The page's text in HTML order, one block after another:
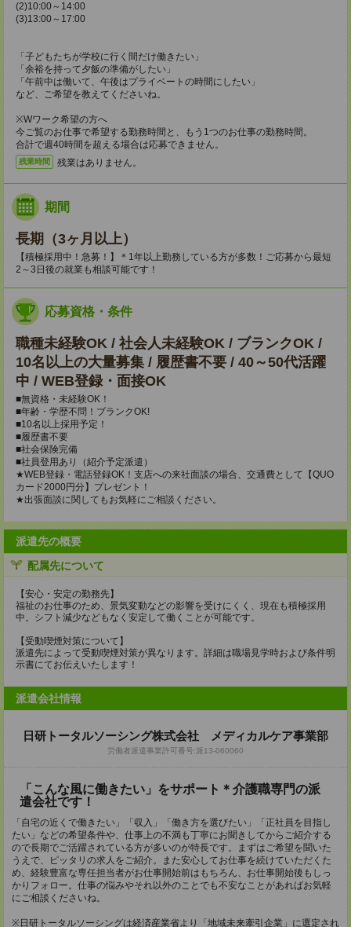
(2)10:00～14:00
(3)13:00～17:00
「子どもたちが学校に行く間だけ働きたい」
「余裕を持って夕飯の準備がしたい」
「午前中は働いて、午後はプライベートの時間にしたい」
など、ご希望を教えてくださいね。
※Wワーク希望の方へ
今ご覧のお仕事で希望する勤務時間と、もう1つのお仕事の勤務時間。
合計で週40時間を超える場合は応募できません。
残業時間 残業はありません。
期間
長期（3ヶ月以上）
【積極採用中！急募！】＊1年以上勤務している方が多数！ご応募から最短
2～3日後の就業も相談可能です！
応募資格・条件
職種未経験OK / 社会人未経験OK / ブランクOK /
10名以上の大量募集 / 履歴書不要 / 40～50代活躍
中 / WEB登録・面接OK
■無資格・未経験OK！
■年齢・学歴不問！ブランクOK!
■10名以上採用予定！
■履歴書不要
■社会保険完備
■社員登用あり（紹介予定派遣）
★WEB登録・電話登録OK！支店への来社面談の場合、交通費として【QUO
カード2000円分】プレゼント！
★出張面談に関してもお気軽にご相談ください。
派遣先の概要
配属先について
【安心・安定の勤務先】
福祉のお仕事のため、景気変動などの影響を受けにくく、現在も積極採用
中。シフト減少などもなく安定して働くことが可能です。
【受動喫煙対策について】
派遣先によって受動喫煙対策が異なります。詳細は職場見学時および条件明
示書にてお伝えいたします！
派遣会社情報
日研トータルソーシング株式会社 メディカルケア事業部
労働者派遣事業許可番号:派13-060060
「こんな風に働きたい」をサポート＊介護職専門の派
遣会社です！
「自宅の近くで働きたい」「収入」「働き方を選びたい」「正社員を目指し
たい」などの希望条件や、仕事上の不満も丁寧にお聞きしてからご紹介する
ので長期でご活躍されている方が多いのが特長です。まずはご希望を聞いた
うえで、ピッタリの求人をご紹介。また安心してお仕事を続けていただくた
め、経験豊富な専任担当者がお仕事開始前はもちろん、お仕事開始後もしっ
かりフォロー。仕事の悩みやそれ以外のことでも不安なことがあればお気軽
にご相談くださいね。
※日研トータルソーシングは経済産業省より「地域未来牽引企業」に選定され